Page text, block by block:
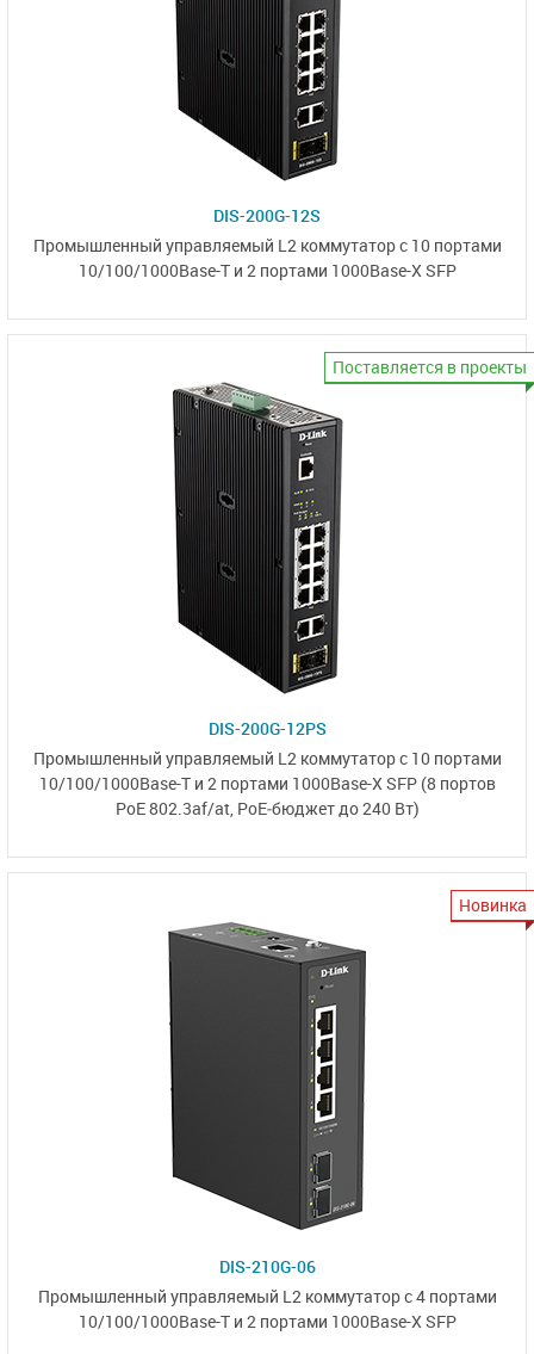
DIS-200G-12S
Промышленный управляемый L2 коммутатор с 10 портами
10/100/1000Base-Tи 2 портами 1000Base-X SFP
Поставляется в проекты
DIS-200G-12PS
Промышленный управляемый L2 коммутатор с 10 портами
10/100/1000Base-Tи 2 портами 1000Base-X SFP(8 портов
PoE 802.3af/at, PoE‑бюджетдо 240 Вт)
Новинка
DIS-210G-06
Промышленный управляемый L2 коммутаторс 4 портами
10/100/1000Base-Tи 2 портами 1000Base-X SFP